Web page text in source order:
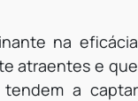
na eficácia
atraentes e que
a captar